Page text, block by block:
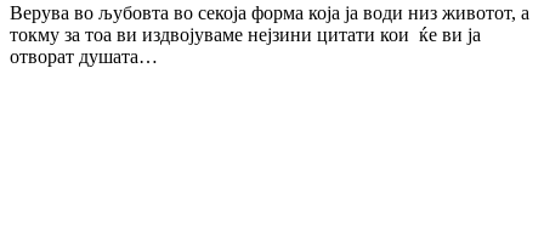
Верува во љубовта во секоја форма која ја води низ животот, а
токму за тоа ви издвојуваме нејзини цитати кои ќе ви ја
отворат душата…